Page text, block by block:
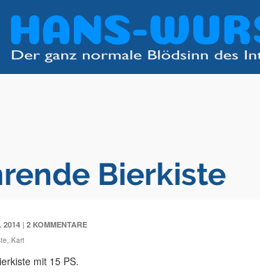
Bierkiste
2014 | 2 KOMMENTARE
, Kart
mit 15 PS.